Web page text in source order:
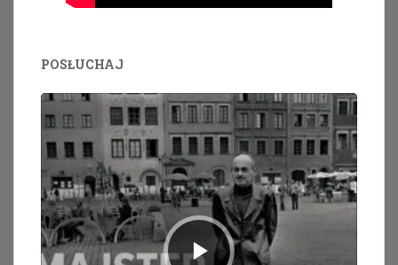
POSŁUCHAJ
Odtwarzacz
dźwiękowych